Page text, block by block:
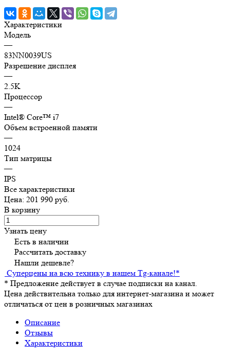
Характеристики
Модель
—
83NN0039US
Разрешение дисплея
—
2.5K
Процессор
—
Intеl® Сorе™ i7
Объем встроенной памяти
—
1024
Тип матрицы
—
IPS
Все характеристики
Цена: 201 990 руб.
В корзину
Узнать цену
Есть в наличии
Рассчитать доставку
Нашли дешевле?
Суперцены на всю технику в нашем Tg-канале!*
* Предложение действует в случае подписки на канал.
Цена действительна только для интернет-магазина и может
отличаться от цен в розничных магазинах
Описание
Отзывы
Характеристики